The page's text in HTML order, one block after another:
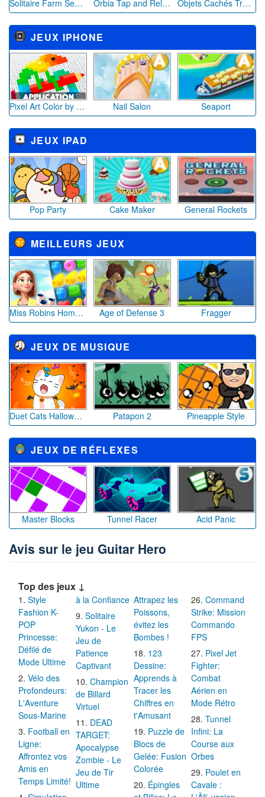
Solitaire Farm Seasons 3 Orbia Tap and Relax Objets Cachés Trésors de l'Orient
JEUX IPHONE
Pixel Art Color by Number Nail Salon Seaport
JEUX IPAD
Pop Party Cake Maker General Rockets
MEILLEURS JEUX
Miss Robins Home Design Age of Defense 3 Fragger
JEUX DE MUSIQUE
Duet Cats Halloween Cat Music Patapon 2 Pineapple Style
JEUX DE RÉFLEXES
Master Blocks Tunnel Racer Acid Panic
Avis sur le jeu Guitar Hero
Top des jeux ↓
Style
Fashion K-
POP
Princesse:
Défilé de
Mode Ultime
Vélo des
Profondeurs:
L'Aventure
Sous-Marine
Football en
Ligne:
Affrontez vos
Amis en
Temps Limité!
à la Confiance
Solitaire
Yukon - Le
Jeu de
Patience
Captivant
Champion
de Billard
Virtuel
DEAD
TARGET:
Apocalypse
Zombie - Le
Jeu de Tir
Ultime
Attrapez les
Poissons,
évitez les
Bombes !
123
Dessine:
Apprends à
Tracer les
Chiffres en
t'Amusant
Puzzle de
Blocs de
Gelée: Fusion
Colorée
Épingles
Command
Strike: Mission
Commando
FPS
Pixel Jet
Fighter:
Combat
Aérien en
Mode Rétro
Tunnel
Infini: La
Course aux
Orbes
Poulet en
Cavale :